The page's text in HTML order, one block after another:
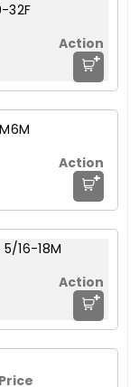
32F
+
+
16-18M
+